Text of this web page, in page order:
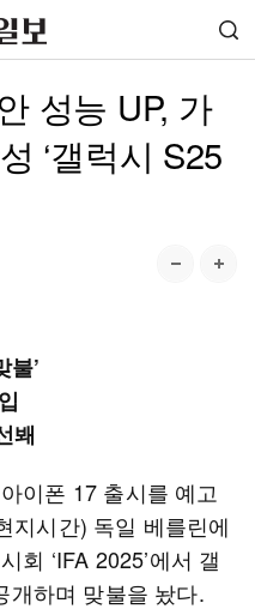
성능 UP, 가
‘갤럭시 S25
불’
봬
이폰 17 출시를 예고
지시간) 독일 베를린에
회 ‘IFA 2025’에서 갤
개하며 맞불을 놨다.